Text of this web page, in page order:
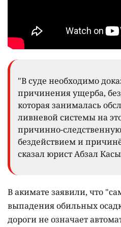
"В суде необходимо
причинения ущерба,
которая занималась
ливневой системы на
причинно-
бездействием и
сказал юрист Абзал
В акимате заявили, что
выпадения обильных
дороги не означает